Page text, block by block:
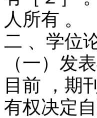
人所有 。
二 、学位
（一）发
目前 ，期
有权决定